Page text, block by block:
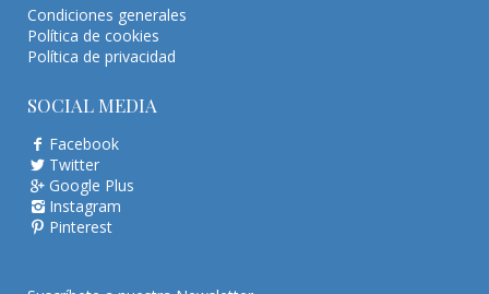
Condiciones generales
Política de cookies
Política de privacidad
SOCIAL MEDIA
Facebook
Twitter
Google Plus
Instagram
Pinterest